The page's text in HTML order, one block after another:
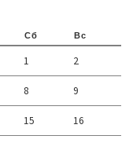
Сб Вс
1 2
8 9
15 16